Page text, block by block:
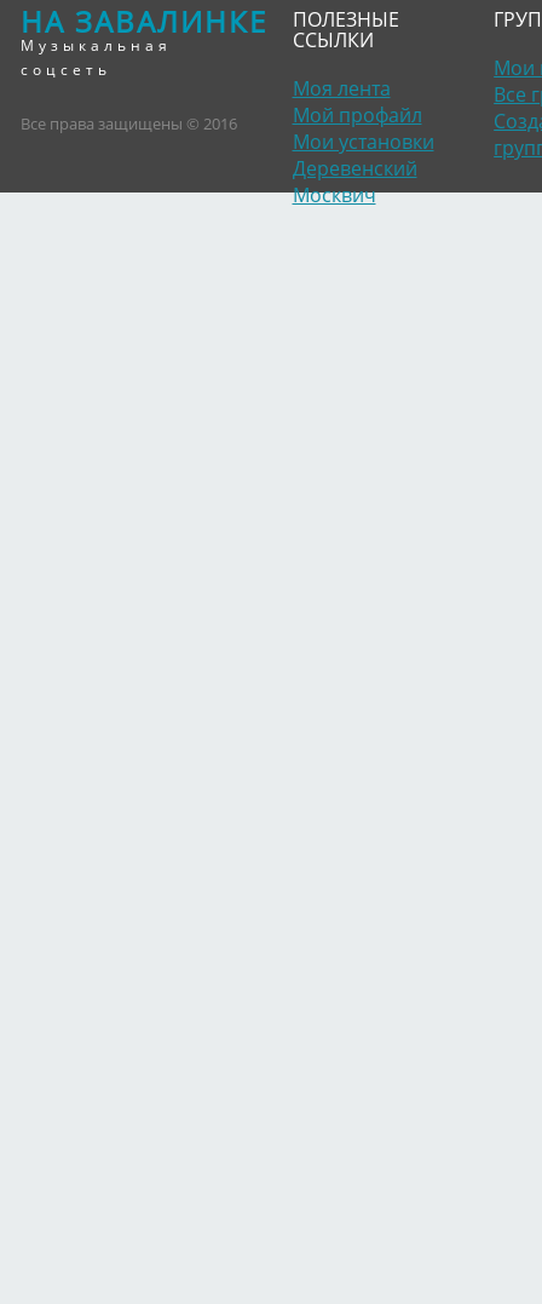
НА ЗАВАЛИНКЕ
Музыкальная
соцсеть
Все права защищены © 2016
ПОЛЕЗНЫЕ
ССЫЛКИ
Моя лента
Мой профайл
Мои установки
Деревенский
Москвич
Мои
Все